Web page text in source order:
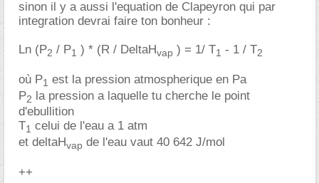
sinon il y a aussi l'equation de Clapeyron qui par
integration devrai faire ton bonheur :
Ln (P2 / P1 ) * (R / DeltaHvap ) = 1/ T1 - 1 / T2
où P1 est la pression atmospherique en Pa
P2 la pression a laquelle tu cherche le point
d'ebullition
T1 celui de l'eau a 1 atm
et deltaHvap de l'eau vaut 40 642 J/mol
++